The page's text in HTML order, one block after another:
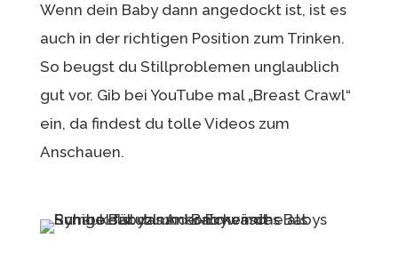
Wenn dein Baby dann angedockt ist, ist es
auch in der richtigen Position zum Trinken.
So beugst du Stillproblemen unglaublich
gut vor. Gib bei YouTube mal „Breast Crawl“
ein, da findest du tolle Videos zum
Anschauen.